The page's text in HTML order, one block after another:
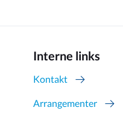
Interne links
Kontakt
Arrangementer